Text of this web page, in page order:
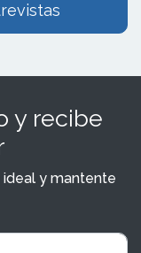
y recibe
ideal y mantente